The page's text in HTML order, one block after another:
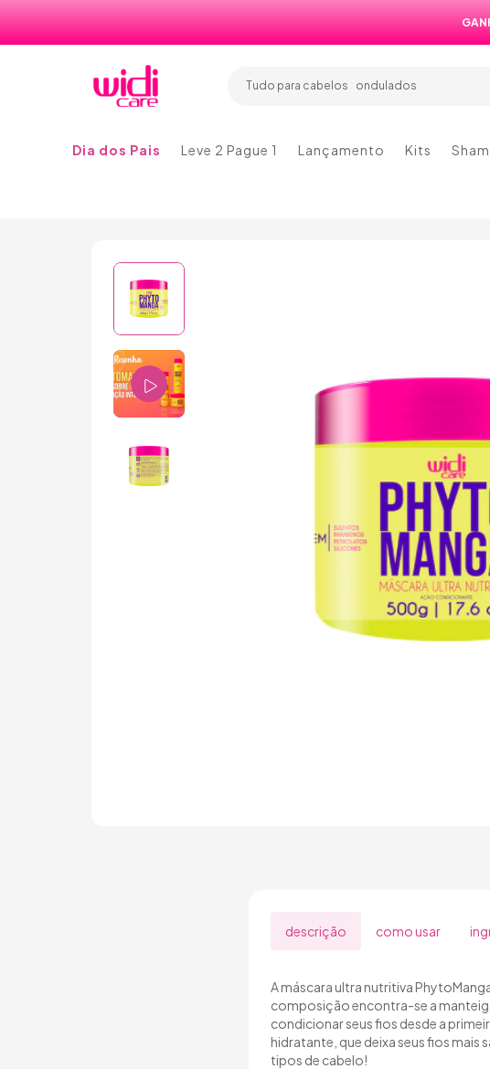
Tudo para cabelos
tingidos
ondulados
Dia dos Pais Leve 2 Pague 1 Lançamento Kits
descrição como usar
A máscara ultra nutritiva
composição encontra-se a
condicionar seus fios desde a
hidratante, que deixa seus fios mais
tipos de cabelo!